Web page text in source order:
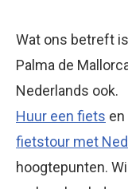
Wat ons betreft
Palma de
Nederlands ook.
Huur een fiets
fietstour met
hoogtepunten.